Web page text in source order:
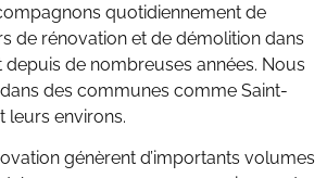
quotidiennement de
de rénovation et de démolition dans
de nombreuses années. Nous
des communes comme Saint-
leurs environs.
génèrent d’importants volumes